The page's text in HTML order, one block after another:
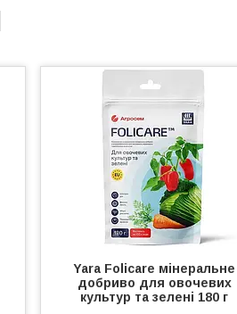
Yara Folicare мінеральне
добриво для овочевих
культур та зелені 180 г